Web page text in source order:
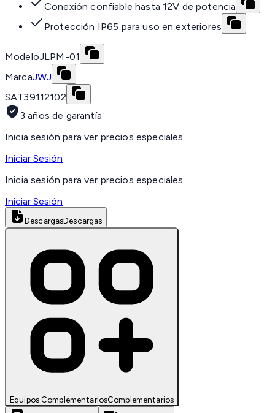
Conexión confiable hasta 12V de potencia
Protección IP65 para uso en exteriores
ModeloJLPM-01
MarcaJWJ
SAT39112102
3 años de garantía
Inicia sesión para ver precios especiales
Iniciar Sesión
Inicia sesión para ver precios especiales
Iniciar Sesión
DescargasDescargas
Equipos ComplementariosComplementarios